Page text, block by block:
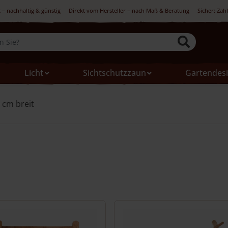
– nachhaltig & günstig Direkt vom Hersteller – nach Maß & Beratung Sicher:
Licht
Sichtschutzzaun
cm breit